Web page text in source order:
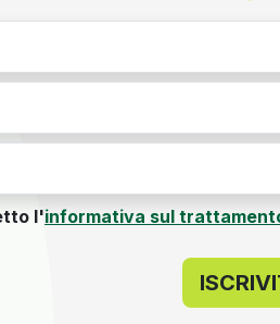
l'informativa sul